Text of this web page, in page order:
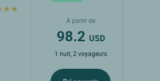
À partir de
98.2 USD
1 nuit, 2 voyageurs